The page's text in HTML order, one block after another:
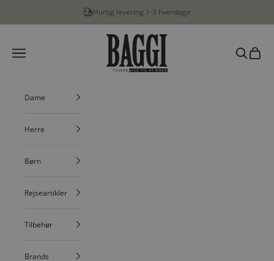
Hurtig levering 1-3 hverdage
BAGGI
Menu
Søg
Dame
Herre
Børn
Rejseartikler
Tilbehør
Brands